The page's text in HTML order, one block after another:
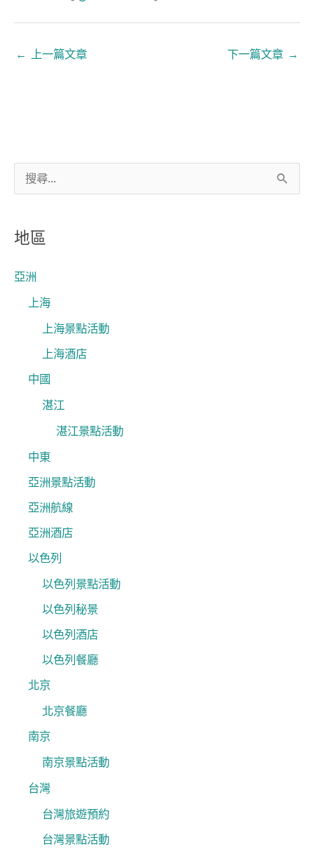
關
鍵
字
地區
亞洲
上海
上海景點活動
上海酒店
中國
湛江
湛江景點活動
中東
亞洲景點活動
亞洲航線
亞洲酒店
以色列
以色列景點活動
以色列秘景
以色列酒店
以色列餐廳
北京
北京餐廳
南京
南京景點活動
台灣
台灣旅遊預約
台灣景點活動
← 上一篇文章 下一篇文章 →